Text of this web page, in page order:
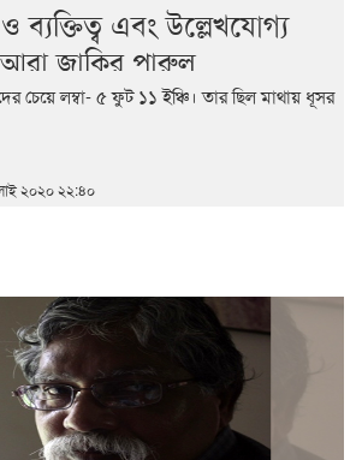
ও ব্যক্তিত্ব এবং উল্লেখযোগ্য
জাকির পারুল
চেয়ে লম্বা- ৫ ফুট ১১ ইঞ্চি। তার ছিল মাথায় ধূসর
২০২০ ২২:৪০